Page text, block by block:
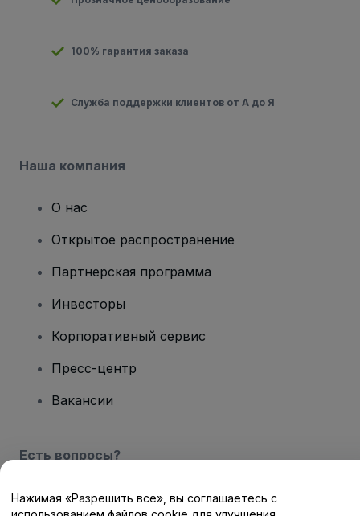
100% гарантия заказа
Служба поддержки клиентов от А до Я
Наша компания
О нас
Открытое распространение
Партнерская программа
Инвесторы
Корпоративный сервис
Пресс-центр
Вакансии
Есть вопросы?
Центр помощи / Свяжитесь с нами
Нажимая «Разрешить все», вы соглашаетесь с